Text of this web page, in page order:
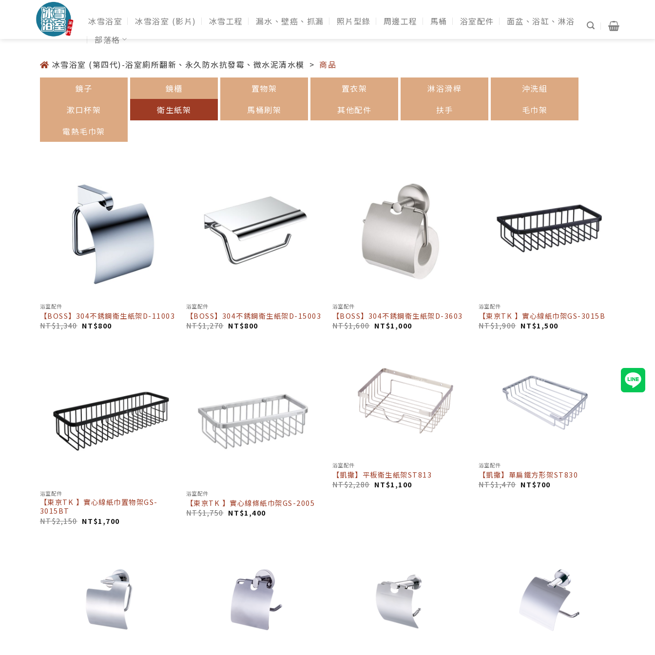
冰雪浴室 冰雪浴室 (影片) 冰雪工程 漏水、壁癌、抓漏 照片型錄 周邊工程 馬桶 浴室配件
面盆、浴缸、淋浴
部落格
冰雪浴室 (第四代)-浴室廁所翻新、永久防水抗發霉、微水泥清水模 商品
鏡子 鏡櫃 置物架 置衣架 淋浴滑桿
沖洗組
漱口杯架
衛生紙架 馬桶刷架 其他配件 扶手
毛巾架
電熱毛巾架
浴室配件
【BOSS】304不銹鋼衛生紙架D-11003
NT$1,340 NT$800
浴室配件
【BOSS】304不銹鋼衛生紙架D-15003
NT$1,270 NT$800
浴室配件
【BOSS】304不銹鋼衛生紙架D-3603
NT$1,600 NT$1,000
浴室配件
【東京TK 】實心線紙巾架GS-3015B
NT$1,900 NT$1,500
浴室配件
【東京TK 】實心線紙巾置物架GS-
3015BT
NT$2,150 NT$1,700
浴室配件
【東京TK 】實心線條紙巾架GS-2005
NT$1,750 NT$1,400
浴室配件
【凱撒】平板衛生紙架ST813
NT$2,280 NT$1,100
浴室配件
【凱撒】單扁鐵方形架ST830
NT$1,470 NT$700